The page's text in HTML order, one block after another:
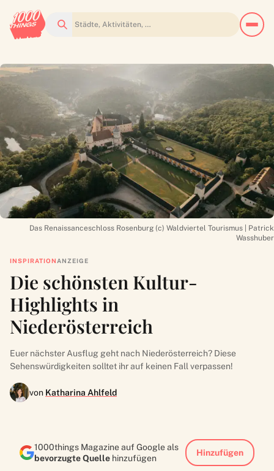
Suchen
Das Renaissanceschloss Rosenburg (c) Waldviertel Tourismus | Patrick
Wasshuber
INSPIRATION ANZEIGE
Die schönsten Kultur-
Highlights in
Niederösterreich
Euer nächster Ausflug geht nach Niederösterreich? Diese
Sehenswürdigkeiten solltet ihr auf keinen Fall verpassen!
von Katharina Ahlfeld
1000things Magazine auf Google als
bevorzugte Quelle hinzufügen
Hinzufügen